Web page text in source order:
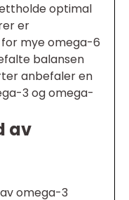
optimal
er
mye omega-6
balansen
anbefaler en
3 og omega-
av
omega-3